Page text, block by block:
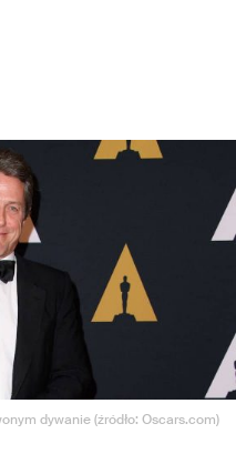
dywanie (źródło: Oscars.com)